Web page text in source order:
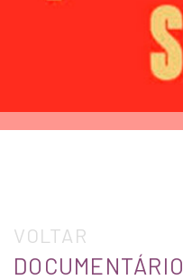
VOLTAR
DOCUMENTÁRIO